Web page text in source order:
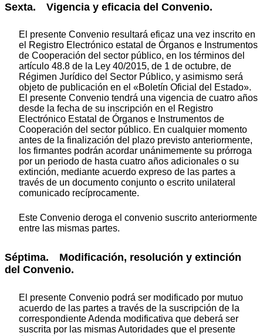
Sexta. Vigencia y eficacia del Convenio.
El presente Convenio resultará eficaz una vez inscrito en
el Registro Electrónico estatal de Órganos e Instrumentos
de Cooperación del sector público, en los términos del
artículo 48.8 de la Ley 40/2015, de 1 de octubre, de
Régimen Jurídico del Sector Público, y asimismo será
objeto de publicación en el «Boletín Oficial del Estado».
El presente Convenio tendrá una vigencia de cuatro años
desde la fecha de su inscripción en el Registro
Electrónico Estatal de Órganos e Instrumentos de
Cooperación del sector público. En cualquier momento
antes de la finalización del plazo previsto anteriormente,
los firmantes podrán acordar unánimemente su prórroga
por un periodo de hasta cuatro años adicionales o su
extinción, mediante acuerdo expreso de las partes a
través de un documento conjunto o escrito unilateral
comunicado recíprocamente.
Este Convenio deroga el convenio suscrito anteriormente
entre las mismas partes.
Séptima. Modificación, resolución y extinción
del Convenio.
El presente Convenio podrá ser modificado por mutuo
acuerdo de las partes a través de la suscripción de la
correspondiente Adenda modificativa que deberá ser
suscrita por las mismas Autoridades que el presente